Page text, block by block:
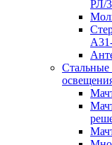
РЛ/
Стальные